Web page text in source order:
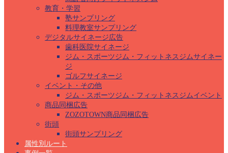
教育・学習
塾サンプリング
料理教室サンプリング
デジタルサイネージ広告
歯科医院サイネージ
ジム・スポーツジム・フィットネスジムサイネー
ジ
ゴルフサイネージ
イベント・その他
ジム・スポーツジム・フィットネスジムイベント
商品同梱広告
ZOZOTOWN商品同梱広告
街頭
街頭サンプリング
属性別ルート